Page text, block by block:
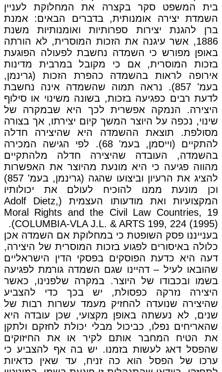
בית המשפט סקר בקצרה את המחלוקת לעניין
השמדת יצירה אומנותית, בדברים הבאים: אמנת
ברן להגנת יצירות ספרותיות ואומנותיות משנת
1886, אשר עיגנה את הזכות המוסרית, לא הורתה
באופן מפורש כי השמדה נחשבת לפעולה הפוגעת
בזכות המוסרית, אם כי מקובל במרבית מדינות
אירופה לראות בהשמדה כהפרת הזכות (גרינמן,
בעמ' 857). נראה תמוה שהשמדה אינה נחשבת
לדעת רבים כפגיעה בזכות, בשונה משינוי או סילוף
היצירה. הנמקה אפשרית לכך היא שבמקרה של
שינוי, נכפה על היוצר המשך קיום יצירתו, אך בצורה
מסולפת. תוצאת ההשמדה היא שהיצירה חדלה
להתקיים (וייסמן, בעמ' 68). לפי הגישה המכירה
בהשמדה, העובדה שהיצירה חדלה מלהתקיים
מהווה פגיעה כי היא מונעת מהיוצר את האפשרות
להציג את הרעיון וביצועו שהגה (גרינמן, בעמ' 857)
וכן מונעת ממנו להוכיח לעולם את יכולותיו
המקצועיות ואת מודעותו העצמית (Adolf Dietz,
Moral Rights and the Civil Law Countries, 19
COLUMBIA-VLA J.L. & ARTS 199, 224 (1995)).
בענייננו פסק השופטת כי במחלוקת אם השמדה אכן
כלולה באיסורים לפגוע בזכות המוסרית של היצירה,
דעה היא כדעת הפוסקים בפסקי הדין הישראליים
שהובאו לעיל – דהיינו שגם השמדה גורמת לפגיעה
בשמו ובכבודו של היוצר. במקרה שלפנינו, כאשר
היצירה נזרקה כפסולת, יש בכך כדי להצביע
שהיצירה שנועדה להחזיק מעמד עשרות רבות של
שנים, לא נעשתה באופן מקצועי, שכן עובדה היא
שהאריחים נפלו, כביכול מבלי יכולת לחזקם ולתקן
את הטיח המחבר אותם לקיר או את החיזוקים
שהפסל דאג לעשות בזמנו. יש בה אף להצביע כי
ערכו של הפסל הוא כה זניח, עד שאין כדאיות